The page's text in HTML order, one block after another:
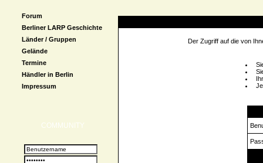
Forum
Berliner LARP Geschichte
Länder / Gruppen
Gelände
Termine
Händler in Berlin
Impressum
COMMUNITY
Der Zugriff auf die von